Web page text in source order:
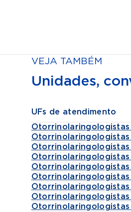
VEJA TAMBÉM
Unidades,
UFs de atendimento
Otorrinolaringologistas
Otorrinolaringologistas
Otorrinolaringologistas
Otorrinolaringologistas
Otorrinolaringologistas
Otorrinolaringologistas
Otorrinolaringologistas
Otorrinolaringologistas
Otorrinolaringologistas